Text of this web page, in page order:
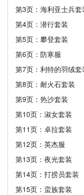
第3页：海利亚士兵套
第4页：潜行套装
第5页：攀登套装
第6页：防寒服
第7页：利特的羽绒套
第8页：耐火石套装
第9页：热沙套装
第10页：淑女套装
第11页：卓拉套装
第12页：英杰服
第13页：夜光套装
第14页：打捞员套装
第15页：蛮族套装